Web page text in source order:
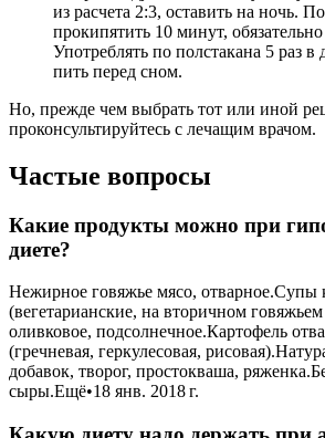
из расчета 2:3, оставить на ночь.
прокипятить 10 минут,
Употреблять по полстакана 5 раз
пить перед сном.
Но, прежде чем выбрать тот или иной
проконсультируйтесь с лечащим врачом.
Частые вопросы
Какие продукты можно при
диете?
Нежирное говяжье мясо,
(вегетарианские, на вторичном
оливковое, подсолнечное.Картофель
(гречневая, геркулесовая,
добавок, творог, простокваша,
сыры.Ещё•18 янв. 2018 г.